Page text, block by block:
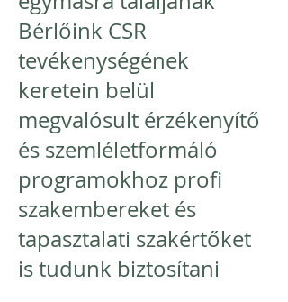
Bérlőink CSR
tevékenységének
keretein belül
megvalósult érzékenyítő
és szemléletformáló
programokhoz profi
szakembereket és
tapasztalati szakértőket
is tudunk biztosítani